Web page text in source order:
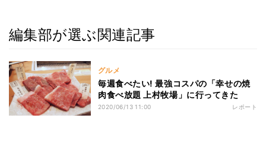
編集部が選ぶ関連記事
グルメ
毎週食べたい! 最強コスパの「幸せの焼
肉食べ放題 上村牧場」に行ってきた
2020/06/13 11:00 レポート